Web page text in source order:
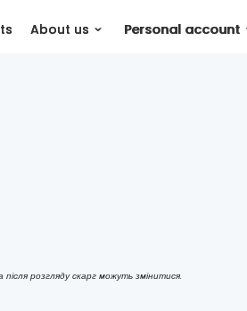
About us Personal account
розгляду скарг можуть змінитися.